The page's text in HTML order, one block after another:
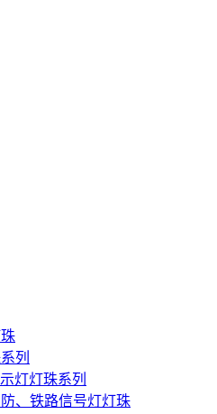
列
灯灯珠系列
、铁路信号灯灯珠